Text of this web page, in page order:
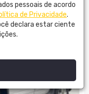
pessoais de acordo
de Privacidade.
declara estar ciente